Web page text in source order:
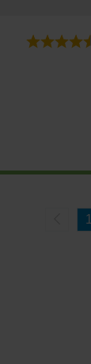
Betyg:
1